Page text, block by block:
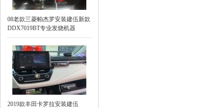
08老款三菱帕杰罗安装建伍新款
DDX7019BT专业发烧机器
2019款丰田卡罗拉安装建伍